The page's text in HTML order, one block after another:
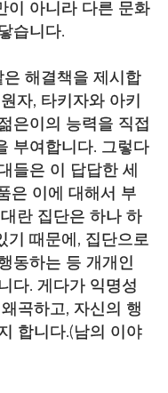
이 아니라 다른 문화
습니다.
해결책을 제시합
자, 타키자와 아키
은이의 능력을 직접
부여합니다. 그렇다
들은 이 답답한 세
은 이에 대해서 부
란 집단은 하나 하
기 때문에, 집단으로
동하는 등 개개인
다. 게다가 익명성
곡하고, 자신의 행
합니다.(남의 이야